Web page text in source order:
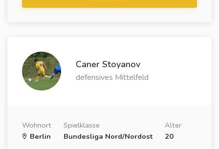
Caner Stoyanov
defensives Mittelfeld
Wohnort
Berlin
Spielklasse
Bundesliga Nord/Nordost
Alter
20